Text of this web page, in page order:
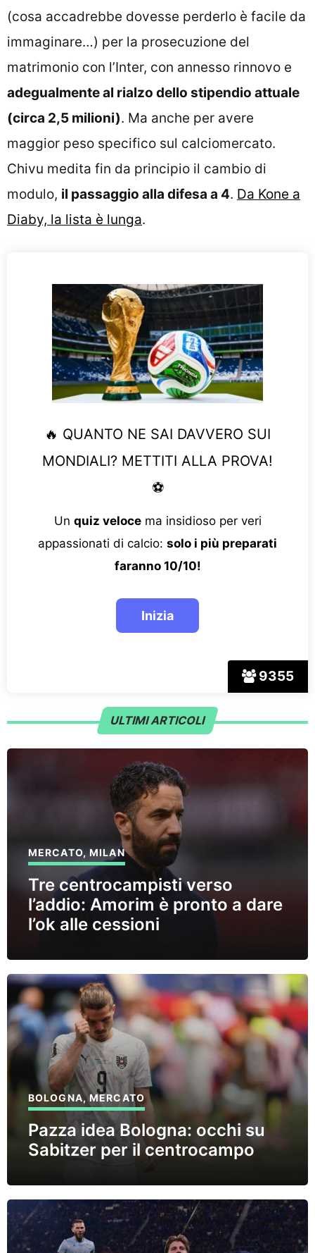
(cosa accadrebbe dovesse perderlo è facile da
immaginare…) per la prosecuzione del
matrimonio con l’Inter, con annesso rinnovo e
adegualmente al rialzo dello stipendio attuale
(circa 2,5 milioni). Ma anche per avere
maggior peso specifico sul calciomercato.
Chivu medita fin da principio il cambio di
modulo, il passaggio alla difesa a 4. Da Kone a
Diaby, la lista è lunga.
9355
🔥 QUANTO NE SAI DAVVERO SUI
MONDIALI? METTITI ALLA PROVA!
⚽
Un quiz velocema insidioso per veri
appassionati di calcio: solo i più preparati
faranno 10/10!
ULTIMI ARTICOLI
MERCATO,MILAN
Tre centrocampisti verso
l’addio: Amorim è pronto a dare
l’ok alle cessioni
BOLOGNA,MERCATO
Pazza idea Bologna: occhi su
Sabitzer per il centrocampo